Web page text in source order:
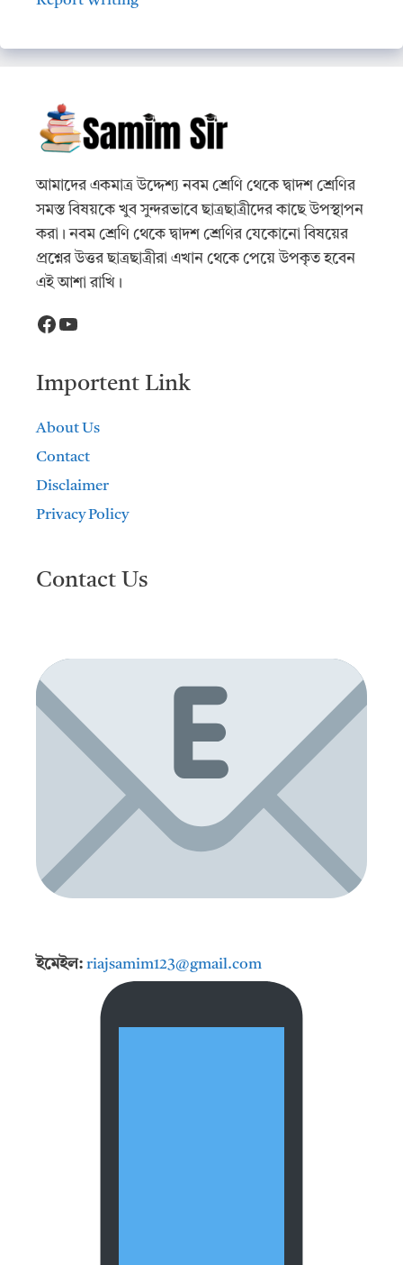
আমাদের একমাত্র উদ্দেশ্য নবম শ্রেণি থেকে দ্বাদশ শ্রেণির
সমস্ত বিষয়কে খুব সুন্দরভাবে ছাত্রছাত্রীদের কাছে উপস্থাপন
করা। নবম শ্রেণি থেকে দ্বাদশ শ্রেণির যেকোনো বিষয়ের
প্রশ্নের উত্তর ছাত্রছাত্রীরা এখান থেকে পেয়ে উপকৃত হবেন
এই আশা রাখি।
Facebook
YouTube
Importent Link
About Us
Contact
Disclaimer
Privacy Policy
Contact Us
ইমেইল: riajsamim123@gmail.com